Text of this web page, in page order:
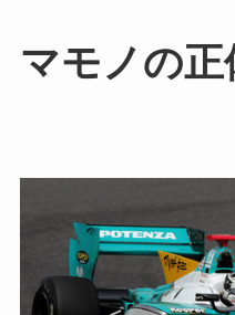
マモノの正